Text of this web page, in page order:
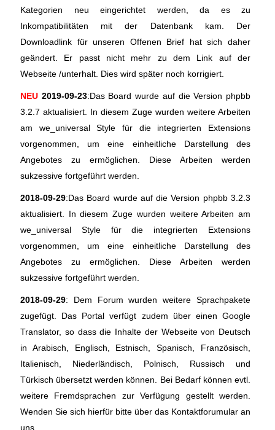
Kategorien neu eingerichtet werden, da es zu
Inkompatibilitäten mit der Datenbank kam. Der
Downloadlink für unseren Offenen Brief hat sich daher
geändert. Er passt nicht mehr zu dem Link auf der
Webseite /unterhalt. Dies wird später noch korrigiert.
NEU 2019-09-23:Das Board wurde auf die Version phpbb
3.2.7 aktualisiert. In diesem Zuge wurden weitere Arbeiten
am we_universal Style für die integrierten Extensions
vorgenommen, um eine einheitliche Darstellung des
Angebotes zu ermöglichen. Diese Arbeiten werden
sukzessive fortgeführt werden.
2018-09-29:Das Board wurde auf die Version phpbb 3.2.3
aktualisiert. In diesem Zuge wurden weitere Arbeiten am
we_universal Style für die integrierten Extensions
vorgenommen, um eine einheitliche Darstellung des
Angebotes zu ermöglichen. Diese Arbeiten werden
sukzessive fortgeführt werden.
2018-09-29: Dem Forum wurden weitere Sprachpakete
zugefügt. Das Portal verfügt zudem über einen Google
Translator, so dass die Inhalte der Webseite von Deutsch
in Arabisch, Englisch, Estnisch, Spanisch, Französisch,
Italienisch, Niederländisch, Polnisch, Russisch und
Türkisch übersetzt werden können. Bei Bedarf können evtl.
weitere Fremdsprachen zur Verfügung gestellt werden.
Wenden Sie sich hierfür bitte über das Kontaktforumular an
uns.